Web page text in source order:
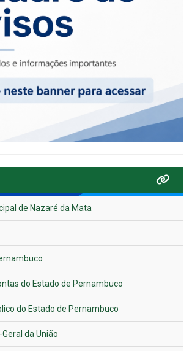
de Nazaré da Mata
do Estado de Pernambuco
do Estado de Pernambuco
da União